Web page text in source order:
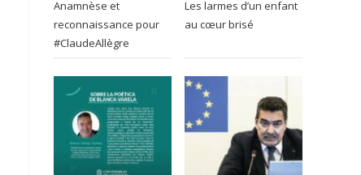
Anamnèse et
reconnaissance pour
#ClaudeAllègre
Les larmes d’un enfant
au cœur brisé